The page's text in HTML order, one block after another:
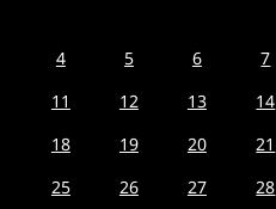
4
5 6 7
11
12 13 14
18
19 20 21
25
26 27 28